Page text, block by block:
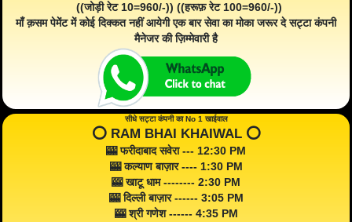
((जोड़ी रेट 10=960/-)) ((हरूफ़ रेट 100=960/-))
माँ क़सम पेमेंट में कोई दिक्कत नहीं आयेगी एक बार सेवा का मोका जरूर दे सट्टा कंपनी
मैनेजर की ज़िम्मेवारी है
सीधे सट्टा कंपनी का No 1 खाईवाल
⭕️ RAM BHAI KHAIWAL ⭕️
🎰 फरीदाबाद सवेरा --- 12:30 PM
🎰 कल्याण बाज़ार ---- 1:30 PM
🎰 खाटू धाम -------- 2:30 PM
🎰 दिल्ली बाज़ार ------ 3:05 PM
🎰 श्री गणेश ------ 4:35 PM